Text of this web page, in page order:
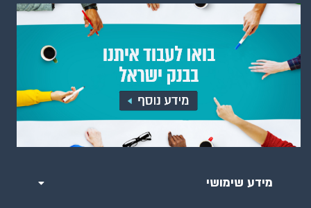
מידע שימושי